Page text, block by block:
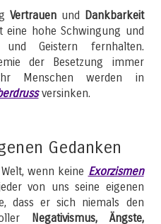
Vertrauenund Dankbarkeit
eine hohe Schwingung und
Geistern fernhalten.
der Besetzung immer
Menschen werden in
versinken.
Gedanken
wenn keine Exorzismen
von uns seine eigenen
dass er sich niemals den
Negativismus, Ängste,